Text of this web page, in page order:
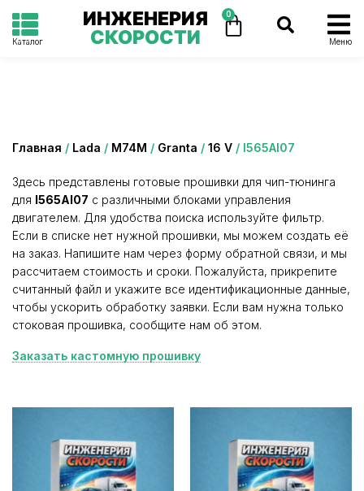
Каталог
ИНЖЕНЕРИЯ
СКОРОСТИ
0
Меню
Главная / Lada / М74М / Granta / 16 V / I565AI07
Здесь представлены готовые прошивки для чип-тюнинга
для I565AI07 с различными блоками управления
двигателем. Для удобства поиска используйте фильтр.
Если в списке нет нужной прошивки, мы можем создать её
на заказ. Напишите нам через форму обратной связи, и мы
рассчитаем стоимость и сроки. Пожалуйста, прикрепите
считанный файл и укажите все идентификационные данные,
чтобы ускорить обработку заявки. Если вам нужна только
стоковая прошивка, сообщите нам об этом.
Заказать кастомную прошивку